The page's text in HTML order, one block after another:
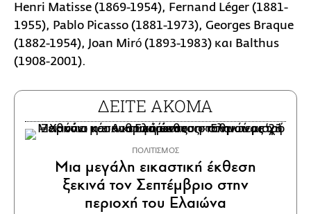
Henri Matisse (1869-1954), Fernand Léger (1881-
1955), Pablo Picasso (1881-1973), Georges Braque
(1882-1954), Joan Miró (1893-1983) και Balthus
(1908-2001).
ΔΕΙΤΕ ΑΚΟΜΑ
ΠΟΛΙΤΙΣΜΟΣ
Μια μεγάλη εικαστική έκθεση
ξεκινά τον Σεπτέμβριο στην
περιοχή του Ελαιώνα